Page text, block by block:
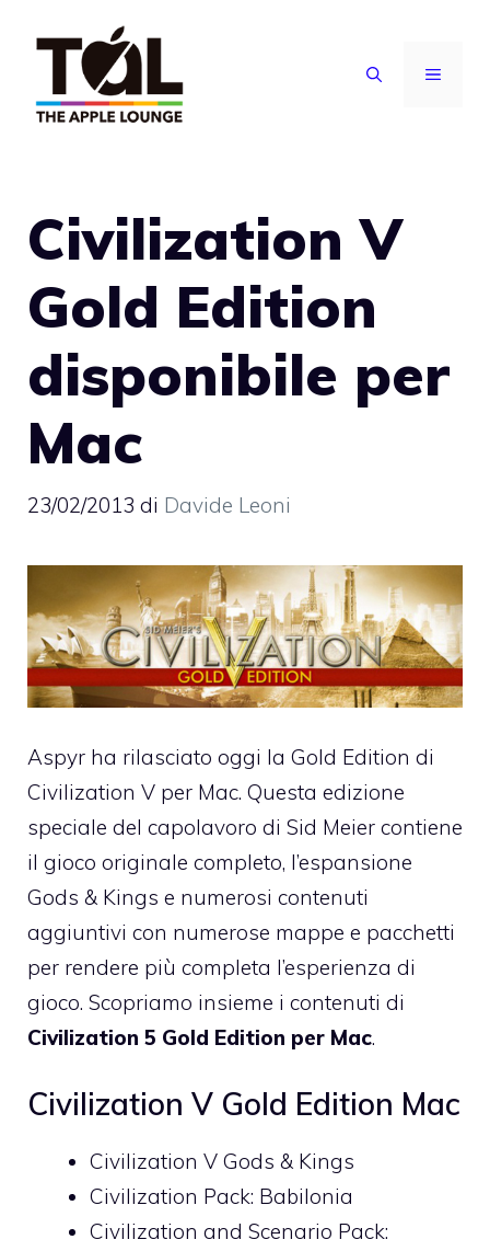
contenuto
MENU
Civilization V
Gold Edition
disponibile per
Mac
23/02/2013 di Davide Leoni
Aspyr ha rilasciato oggi la Gold Edition di
Civilization V per Mac. Questa edizione
speciale del capolavoro di Sid Meier contiene
il gioco originale completo, l’espansione
Gods & Kings e numerosi contenuti
aggiuntivi con numerose mappe e pacchetti
per rendere più completa l’esperienza di
gioco. Scopriamo insieme i contenuti di
Civilization 5 Gold Edition per Mac.
Civilization V Gold Edition Mac
Civilization V Gods & Kings
Civilization Pack: Babilonia
Civilization and Scenario Pack: